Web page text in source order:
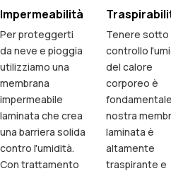
Impermeabilità
Per proteggerti
da neve e pioggia
utilizziamo una
membrana
impermeabile
laminata che crea
una barriera solida
contro l'umidità.
Con trattamento
Tenere sotto
controllo
del calore
corporeo è
nostra
laminata è
altamente
traspirante e